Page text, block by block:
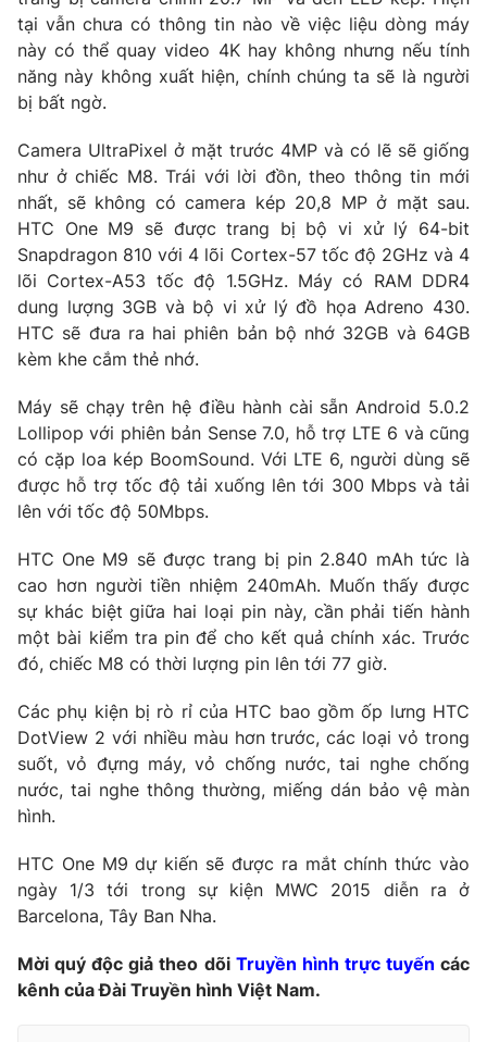
Góc doanh nghiệp
Truyền hình
Phim VTV
Hậu trường
Nhân vật
Khán giả
Giải sao mai
Giải trí
Âm nhạc
Sao
Đời sống
Du lịch
Làm đẹp
Chất lượng cuộc sống
Giáo dục
Tuyển sinh
Học trực tuyến
Công nghệ
Hitech Công nghệ tương lai
Sản phẩm
Thị trường
Tư vấn
Giao lưu trực tuyến
Lịch phát sóng
Chuyên mục khác
Photo Infographic
Video Shorts video
VTV Money VTV Thể thao
VTV Sức khoẻ Bất động sản
VTV4 Vươn mình bằng AI
VTV9 VTV8
tại vẫn chưa có thông tin nào về việc liệu dòng máy
này có thể quay video 4K hay không nhưng nếu tính
năng này không xuất hiện, chính chúng ta sẽ là người
bị bất ngờ.
Camera UltraPixel ở mặt trước 4MP và có lẽ sẽ giống
như ở chiếc M8. Trái với lời đồn, theo thông tin mới
nhất, sẽ không có camera kép 20,8 MP ở mặt sau.
HTC One M9 sẽ được trang bị bộ vi xử lý 64-bit
Snapdragon 810 với 4 lõi Cortex-57 tốc độ 2GHz và 4
lõi Cortex-A53 tốc độ 1.5GHz. Máy có RAM DDR4
dung lượng 3GB và bộ vi xử lý đồ họa Adreno 430.
HTC sẽ đưa ra hai phiên bản bộ nhớ 32GB và 64GB
kèm khe cắm thẻ nhớ.
Máy sẽ chạy trên hệ điều hành cài sẵn Android 5.0.2
Lollipop với phiên bản Sense 7.0, hỗ trợ LTE 6 và cũng
có cặp loa kép BoomSound. Với LTE 6, người dùng sẽ
được hỗ trợ tốc độ tải xuống lên tới 300 Mbps và tải
lên với tốc độ 50Mbps.
HTC One M9 sẽ được trang bị pin 2.840 mAh tức là
cao hơn người tiền nhiệm 240mAh. Muốn thấy được
sự khác biệt giữa hai loại pin này, cần phải tiến hành
một bài kiểm tra pin để cho kết quả chính xác. Trước
đó, chiếc M8 có thời lượng pin lên tới 77 giờ.
Các phụ kiện bị rò rỉ của HTC bao gồm ốp lưng HTC
DotView 2 với nhiều màu hơn trước, các loại vỏ trong
suốt, vỏ đựng máy, vỏ chống nước, tai nghe chống
nước, tai nghe thông thường, miếng dán bảo vệ màn
hình.
HTC One M9 dự kiến sẽ được ra mắt chính thức vào
ngày 1/3 tới trong sự kiện MWC 2015 diễn ra ở
Barcelona, Tây Ban Nha.
Mời quý độc giả theo dõi Truyền hình trực tuyến các
kênh của Đài Truyền hình Việt Nam.